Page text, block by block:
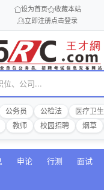
设为首页
收藏本站
立即注册点击登录
公务员 公检法 医疗卫生
教师 校园招聘 烟草
申论 行测 面试